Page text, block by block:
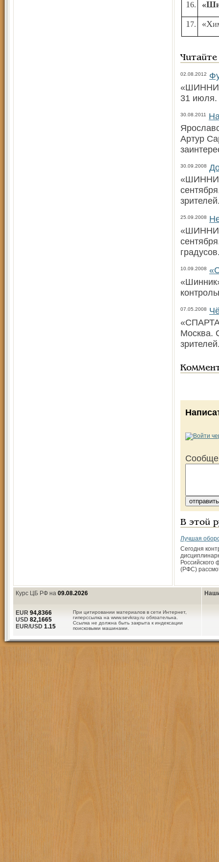
16.
17.
02.08.2012
31 июля.
30.08.2011
Артур
30.09.2008
25.09.2008
10.09.2008
07.05.2008
Москва.
В этой
Лучшая
Cегодня
Российского
(РФС)
Курс ЦБ РФ на 09.08.2026
При цитировании материалов в сети Интернет,
гиперссылка на www.sevkray.ru обязательна.
Ссылка не должна быть закрыта к индексации
поисковыми машинами.
EUR 94,8366
USD 82,1665
EUR/USD 1.15